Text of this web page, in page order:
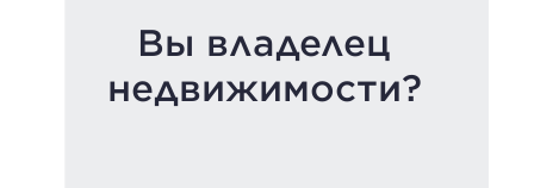
Вы владелец
недвижимости?